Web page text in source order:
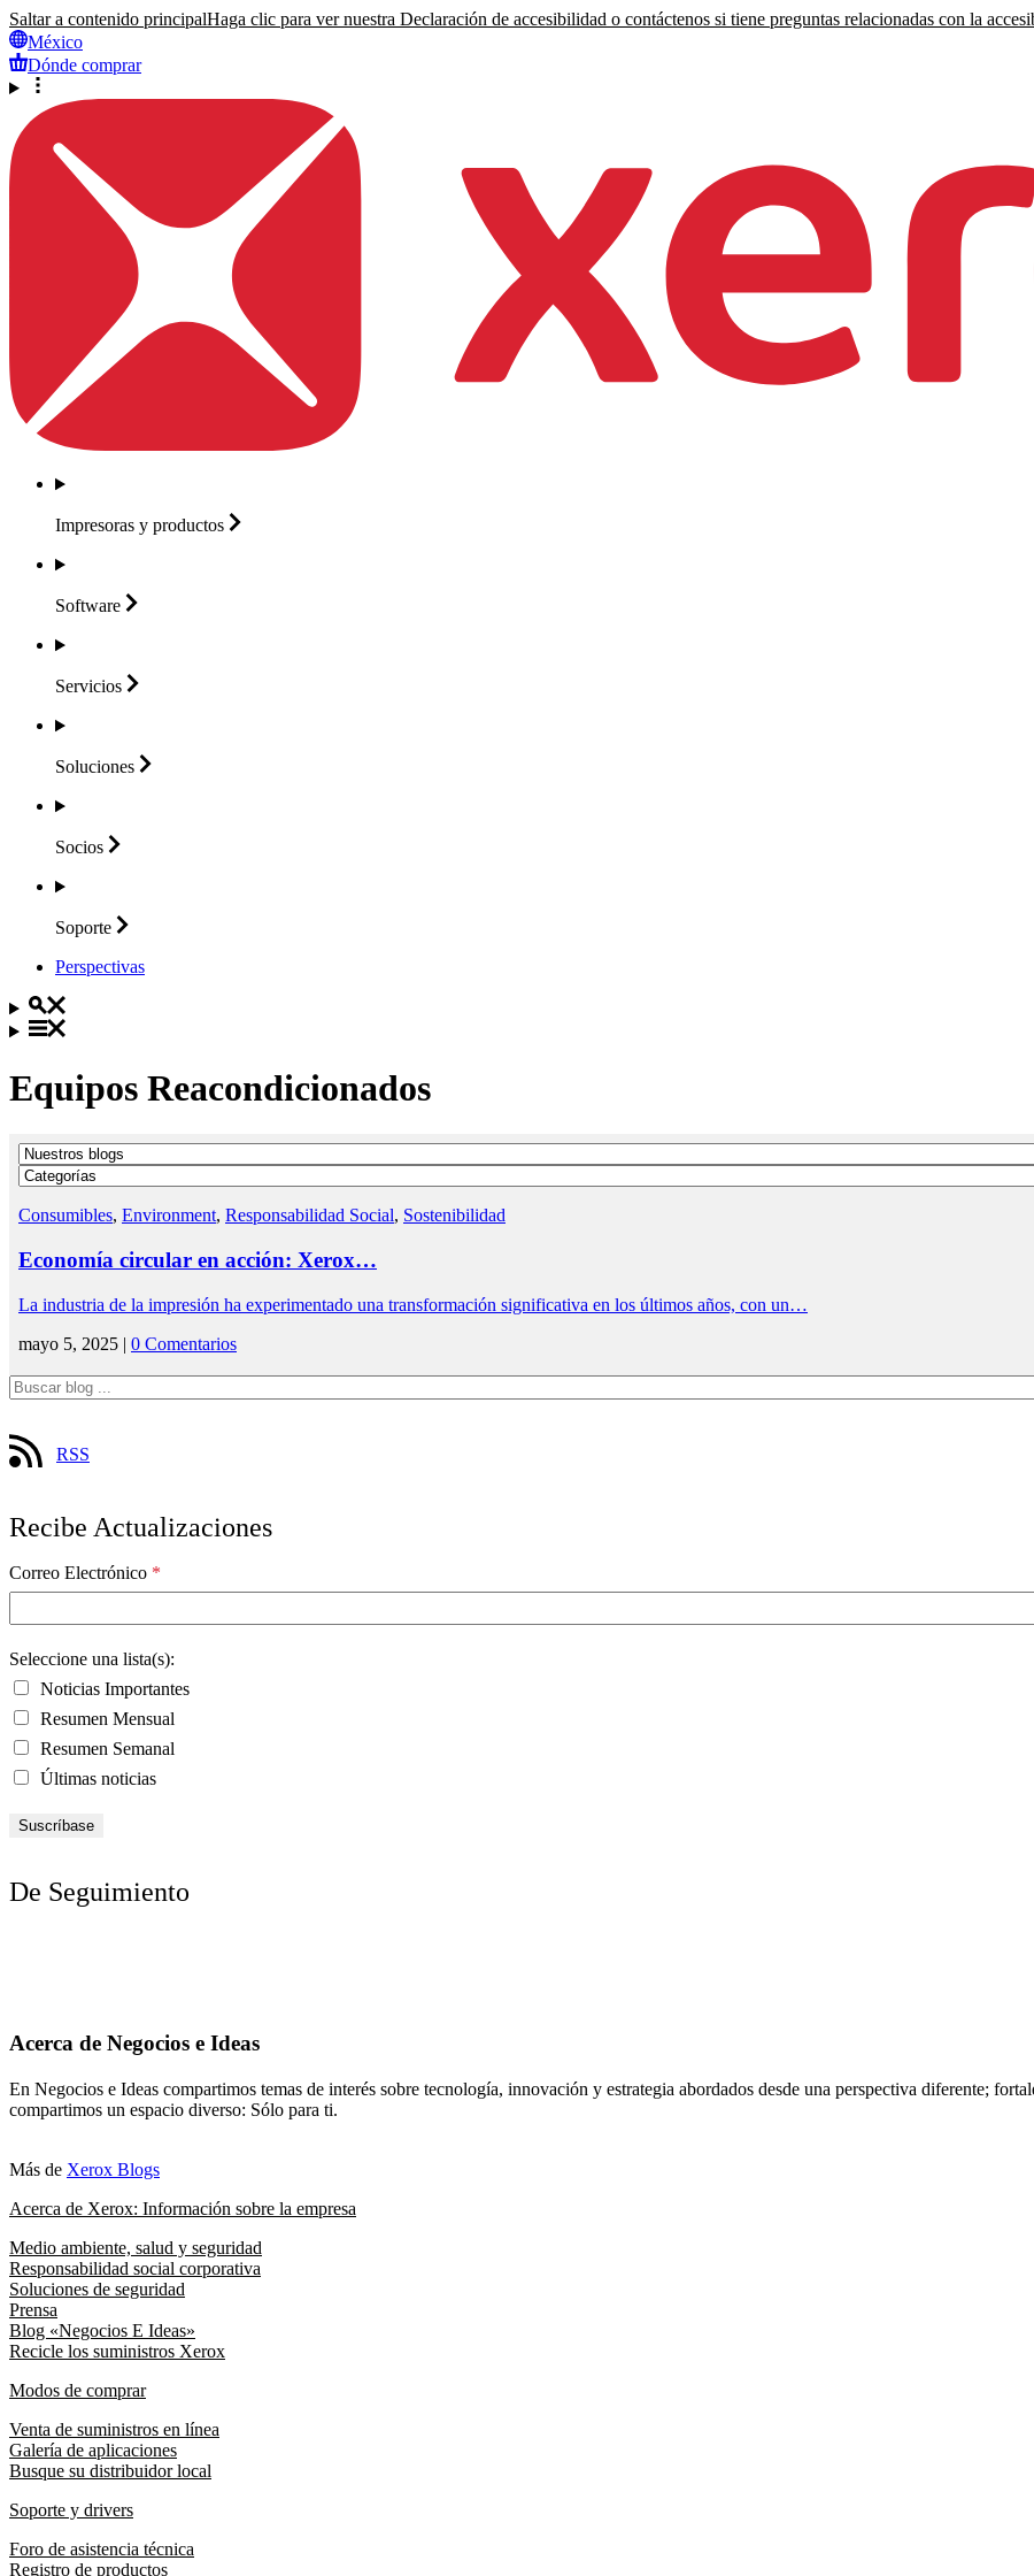
Saltar a contenido principalHaga clic para ver nuestra Declaración de accesibilidad o contáctenos si tiene preguntas relacionadas con la
México
Dónde comprar
Impresoras y productos
Software
Servicios
Soluciones
Socios
Soporte
Perspectivas
Equipos Reacondicionados
Consumibles, Environment, Responsabilidad Social, Sostenibilidad
Economía circular en acción: Xerox…
La industria de la impresión ha experimentado una transformación significativa en los últimos años, con un…
mayo 5, 2025 | 0 Comentarios
RSS
Recibe Actualizaciones
Correo Electrónico *
Seleccione una lista(s):
Noticias Importantes
Resumen Mensual
Resumen Semanal
Últimas noticias
De Seguimiento
Acerca de Negocios e Ideas
En Negocios e Ideas compartimos temas de interés sobre tecnología, innovación y estrategia abordados desde una perspectiva diferente;
compartimos un espacio diverso: Sólo para ti.
Más de Xerox Blogs
Acerca de Xerox: Información sobre la empresa
Medio ambiente, salud y seguridad
Responsabilidad social corporativa
Soluciones de seguridad
Prensa
Blog «Negocios E Ideas»
Recicle los suministros Xerox
Modos de comprar
Venta de suministros en línea
Galería de aplicaciones
Busque su distribuidor local
Soporte y drivers
Foro de asistencia técnica
Registro de productos